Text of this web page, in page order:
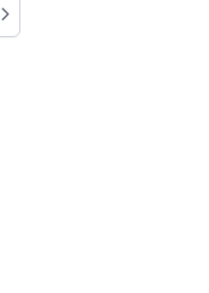
下一页